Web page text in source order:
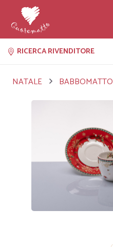
RICERCA RIVENDITORE
NATALE BABBOMATTO